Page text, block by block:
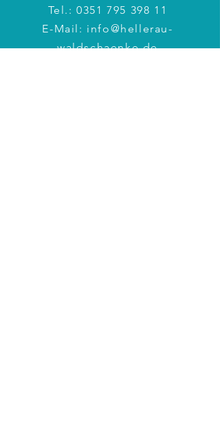
Tel.:0351 795 398 11
E-Mail: info@hellerau-
waldschaenke.de